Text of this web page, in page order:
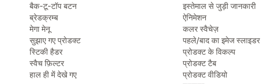
बैक-टू-टॉप बटन
ब्रेडक्रम्ब
मेगा मेनू
सुझाए गए प्रोडक्ट
स्टिकी हैडर
स्वैच फ़िल्टर
हाल ही में देखे गए
इस्तेमाल से जुड़ी जानकारी
ऐनिमेशन
कलर स्वैचेज़
पहले/बाद का इमेज स्लाइडर
प्रोडक्ट के विकल्प
प्रोडक्ट टैब
प्रोडक्ट वीडियो